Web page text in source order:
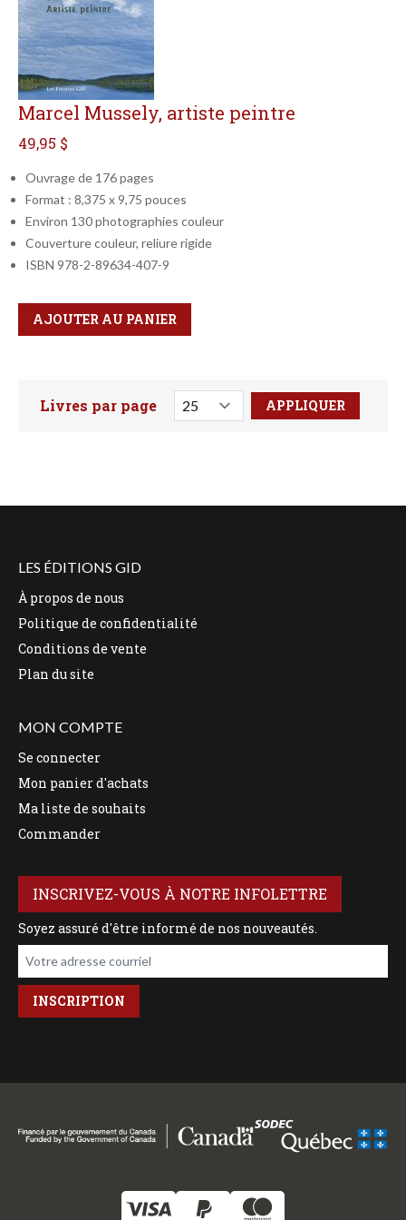
Marcel Mussely, artiste peintre
49,95 $
Ouvrage de 176 pages
Format : 8,375 x 9,75 pouces
Environ 130 photographies couleur
Couverture couleur, reliure rigide
ISBN 978-2-89634-407-9
Qté
Format
AJOUTER AU PANIER
Faites votre recherche ici
Livres par page
LES ÉDITIONS GID
À propos de nous
Politique de confidentialité
Conditions de vente
Plan du site
MON COMPTE
Se connecter
Mon panier d'achats
Ma liste de souhaits
Commander
INSCRIVEZ-VOUS À NOTRE INFOLETTRE
Soyez assuré d'être informé de nos nouveautés.
Votre adresse courriel